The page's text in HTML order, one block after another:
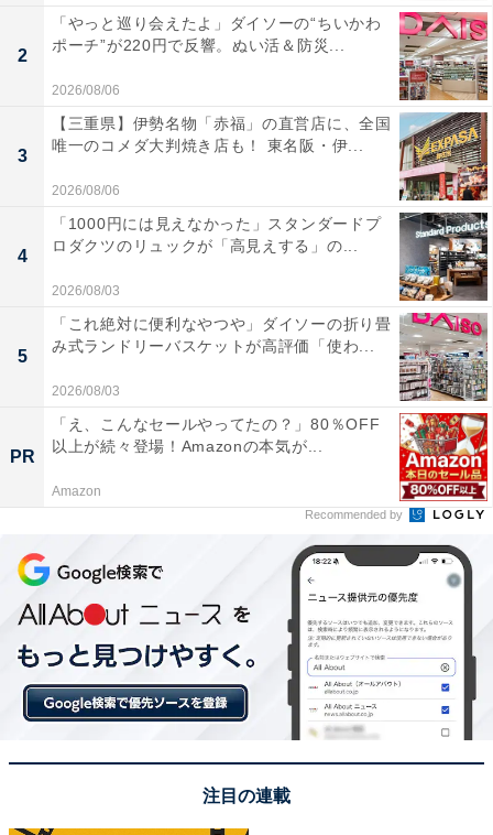
2
「やっと巡り会えたよ」ダイソーの“ちいかわ
ポーチ”が220円で反響。ぬい活＆防災...
2026/08/06
3
【三重県】伊勢名物「赤福」の直営店に、全国
唯一のコメダ大判焼き店も！ 東名阪・伊...
2026/08/06
4
「1000円には見えなかった」スタンダードプ
ロダクツのリュックが「高見えする」の...
2026/08/03
5
「これ絶対に便利なやつや」ダイソーの折り畳
み式ランドリーバスケットが高評価「使わ...
2026/08/03
PR
「え、こんなセールやってたの？」80％OFF
以上が続々登場！Amazonの本気が...
Amazon
Recommended by
注目の連載